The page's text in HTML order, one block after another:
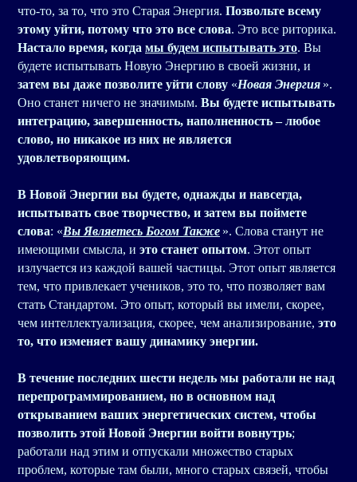
что-то, за то, что это Старая Энергия. Позвольте всему
этому уйти, потому что это все слова. Это все риторика.
Настало время, когда мы будем испытывать это. Вы
будете испытывать Новую Энергию в своей жизни, и
затем вы даже позволите уйти слову «Новая Энергия ».
Оно станет ничего не значимым. Вы будете испытывать
интеграцию, завершенность, наполненность – любое
слово, но никакое из них не является
удовлетворяющим.
В Новой Энергии вы будете, однажды и навсегда,
испытывать свое творчество, и затем вы поймете
слова: «Вы Являетесь Богом Также ». Слова станут не
имеющими смысла, и это станет опытом. Этот опыт
излучается из каждой вашей частицы. Этот опыт является
тем, что привлекает учеников, это то, что позволяет вам
стать Стандартом. Это опыт, который вы имели, скорее,
чем интеллектуализация, скорее, чем анализирование, это
то, что изменяет вашу динамику энергии.
В течение последних шести недель мы работали не над
перепрограммированием, но в основном над
открыванием ваших энергетических систем, чтобы
позволить этой Новой Энергии войти вовнутрь;
работали над этим и отпускали множество старых
проблем, которые там были, много старых связей, чтобы